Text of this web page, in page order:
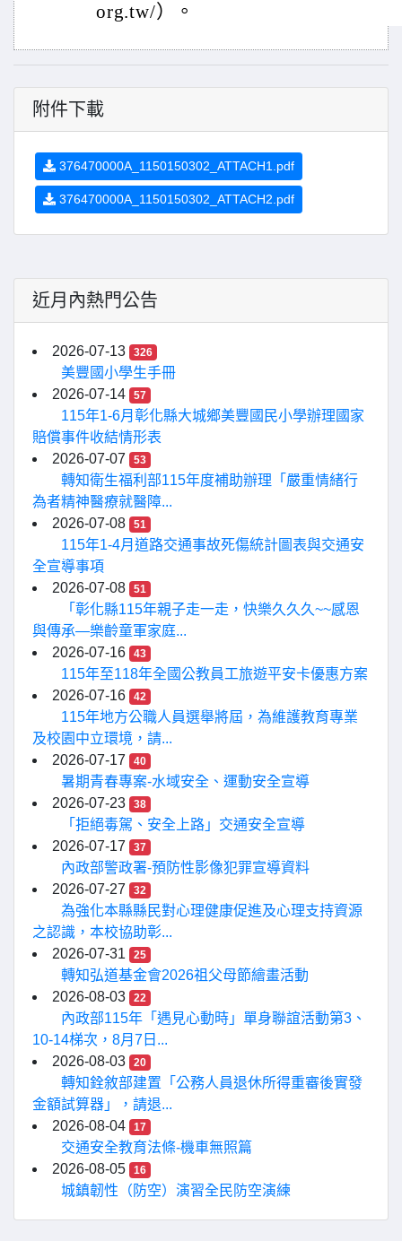
org.tw/）。
附件下載
376470000A_1150150302_ATTACH1.pdf
376470000A_1150150302_ATTACH2.pdf
近月內熱門公告
2026-07-13 326
美豐國小學生手冊
2026-07-14
57
115年1-6月彰化縣大城鄉美豐國民小學辦理國家
賠償事件收結情形表
2026-07-07
53
轉知衛生福利部115年度補助辦理「嚴重情緒行
為者精神醫療就醫障...
2026-07-08
51
115年1-4月道路交通事故死傷統計圖表與交通安
全宣導事項
2026-07-08
51
「彰化縣115年親子走一走，快樂久久久~~感恩
與傳承—樂齡童軍家庭...
2026-07-16
43
115年至118年全國公教員工旅遊平安卡優惠方案
2026-07-16
42
115年地方公職人員選舉將屆，為維護教育專業
及校園中立環境，請...
2026-07-17
40
暑期青春專案-水域安全、運動安全宣導
2026-07-23
38
「拒絕毒駕、安全上路」交通安全宣導
2026-07-17
37
內政部警政署-預防性影像犯罪宣導資料
2026-07-27
32
為強化本縣縣民對心理健康促進及心理支持資源
之認識，本校協助彰...
2026-07-31
25
轉知弘道基金會2026祖父母節繪畫活動
2026-08-03
22
內政部115年「遇見心動時」單身聯誼活動第3、
10-14梯次，8月7日...
2026-08-03
20
轉知銓敘部建置「公務人員退休所得重審後實發
金額試算器」，請退...
2026-08-04
17
交通安全教育法條-機車無照篇
2026-08-05
16
城鎮韌性（防空）演習全民防空演練